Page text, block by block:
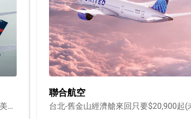
台北-舊金山經濟艙來回只要$20,900起(未稅)。
中華航空
精選航線優惠中！